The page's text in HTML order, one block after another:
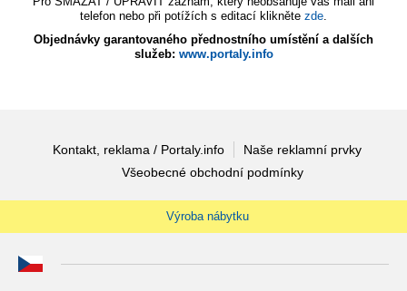
telefon nebo při potížích s editací klikněte zde.
Objednávky garantovaného přednostního umístění a dalších
služeb: www.portaly.info
Kontakt, reklama / Portaly.info
Naše reklamní prvky
Všeobecné obchodní podmínky
Výroba nábytku